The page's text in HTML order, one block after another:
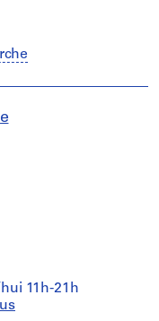
11h-21h